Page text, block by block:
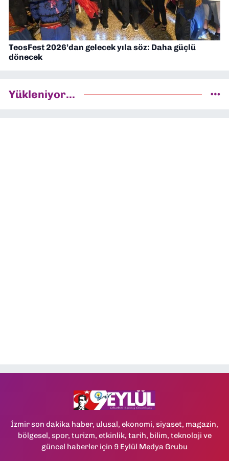
TeosFest 2026’dan gelecek yıla söz: Daha güçlü
dönecek
Yükleniyor...
İzmir son dakika haber, ulusal, ekonomi, siyaset, magazin,
bölgesel, spor, turizm, etkinlik, tarih, bilim, teknoloji ve
güncel haberler için 9 Eylül Medya Grubu